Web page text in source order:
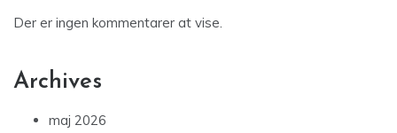
Der er ingen kommentarer at vise.
Archives
maj 2026